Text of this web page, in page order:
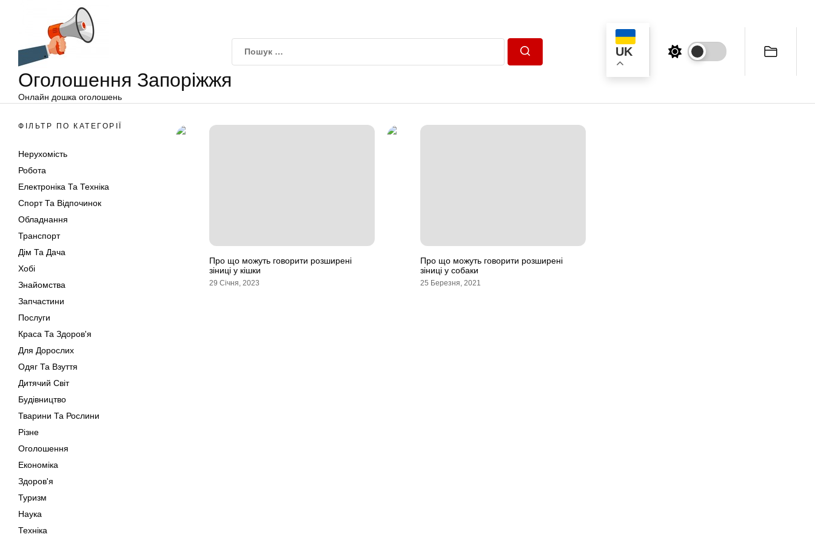
Оголошення Запоріжжя
Онлайн дошка оголошень
UK
ФІЛЬТР ПО КАТЕГОРІЇ
Нерухомість
Робота
Електроніка Та Техніка
Спорт Та Відпочинок
Обладнання
Транспорт
Дім Та Дача
Хобі
Знайомства
Запчастини
Послуги
Краса Та Здоров'я
Для Дорослих
Одяг Та Взуття
Дитячий Світ
Будівництво
Тварини Та Рослини
Різне
Оголошення
Економіка
Здоров'я
Туризм
Наука
Техніка
Про що можуть говорити розширені
зіниці у кішки
29 Січня, 2023
Про що можуть говорити розширені
зіниці у собаки
25 Березня, 2021